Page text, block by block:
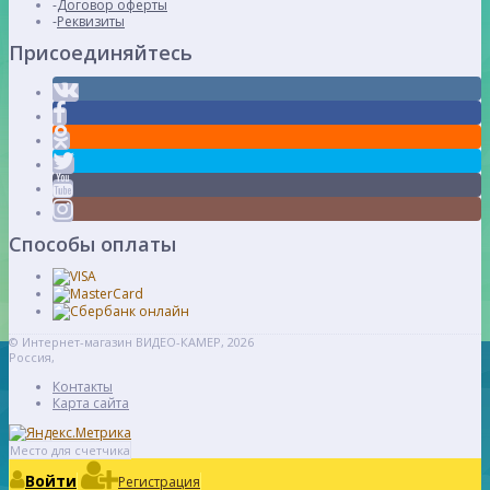
Договор оферты
Реквизиты
Присоединяйтесь
Способы оплаты
© Интернет-магазин ВИДЕО-КАМЕР, 2026
Россия,
Контакты
Карта сайта
Место для счетчика
Войти Регистрация